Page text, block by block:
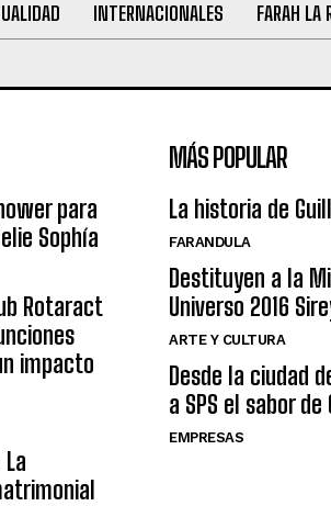
INTERNACIONALES FARAH LA
para
Sophía
Rotaract
impacto
MÁS POPULAR
La historia de
FARANDULA
Destituyen a la
Universo 2016
ARTE Y CULTURA
Desde la ciudad
a SPS el sabor de
EMPRESAS